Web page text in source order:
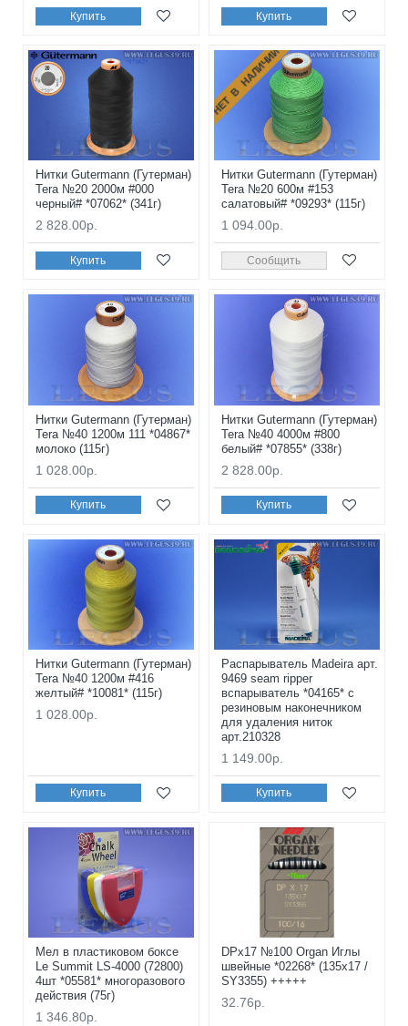
Купить Купить
Нитки Gutermann (Гутерман)
Tera №20 2000м #000
черный# *07062* (341г)
2 828.00р.
Купить
НЕТ В НАЛИЧИИ
Нитки Gutermann (Гутерман)
Tera №20 600м #153
салатовый# *09293* (115г)
1 094.00р.
Сообщить
Нитки Gutermann (Гутерман)
Tera №40 1200м 111 *04867*
молоко (115г)
1 028.00р.
Купить
Нитки Gutermann (Гутерман)
Tera №40 4000м #800
белый# *07855* (338г)
2 828.00р.
Купить
Нитки Gutermann (Гутерман)
Tera №40 1200м #416
желтый# *10081* (115г)
1 028.00р.
Купить
Распарыватель Madeira арт.
9469 seam ripper
вспарыватель *04165* с
резиновым наконечником
для удаления ниток
арт.210328
1 149.00р.
Купить
Мел в пластиковом боксе
Le Summit LS-4000 (72800)
4шт *05581* многоразового
действия (75г)
1 346.80р.
DPx17 №100 Organ Иглы
швейные *02268* (135x17 /
SY3355) +++++
32.76р.